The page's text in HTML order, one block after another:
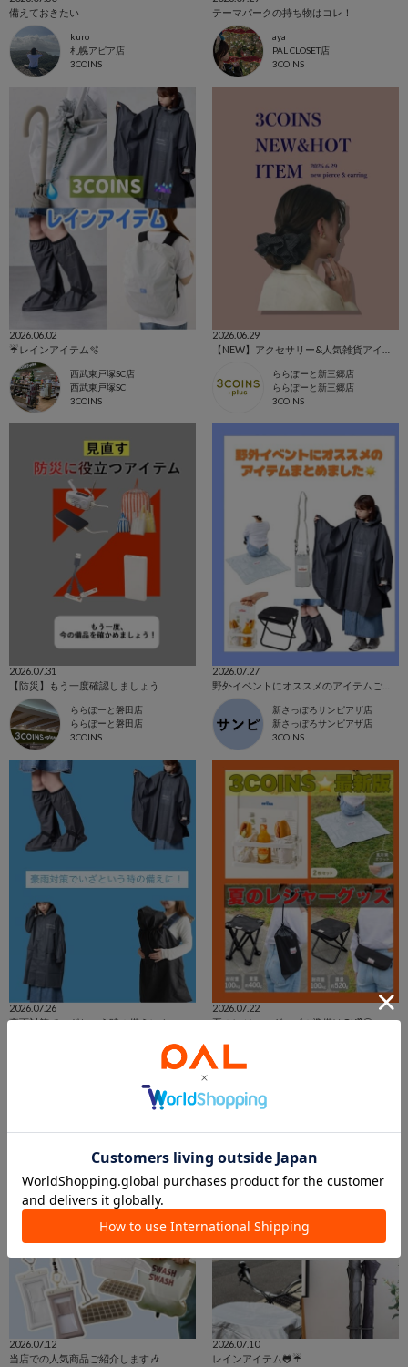
備えておきたい
kuro
札幌アピア店
3COINS
テーマパークの持ち物はコレ！
aya
PAL CLOSET店
3COINS
2026.06.02
☔️レインアイテム🫧
西武東戸塚SC店
西武東戸塚SC
3COINS
2026.06.29
ららぽーと新三郷店
ららぽーと新三郷店
3COINS
2026.07.31
【防災】もう一度確認しましょう
ららぽーと磐田店
ららぽーと磐田店
3COINS
2026.07.27
野外イベントにオススメのアイテムご紹介☁️
新さっぽろサンピアザ店
新さっぽろサンピアザ店
3COINS
2026.07.26
豪雨対策でいざという時の備えに！
イオンモール佐野新都市店
3COINS+plus 佐野新都市店
2026.07.22
夏のレジャーグッズの準備はOK⁉️🥹
2026.07.12
当店での人気商品ご紹介します🎶
2026.07.10
レインアイテム🐸☔️